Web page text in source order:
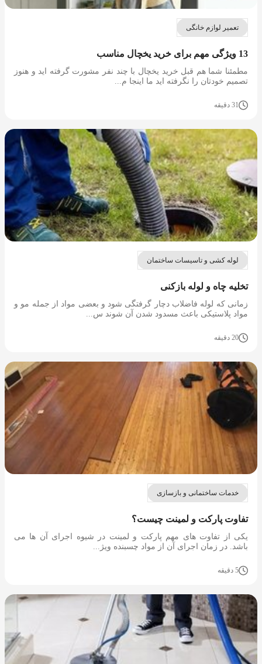
تعمیر لوازم خانگی
13 ویژگی مهم برای خرید یخچال مناسب
مطمئنا شما هم قبل خرید یخچال با چند نفر مشورت گرفته اید و هنوز
تصمیم خودتان را نگرفته اید ما اینجا م...
31 دقیقه
لوله کشی و تاسیسات ساختمان
تخلیه چاه و لوله بازکنی
زمانی که لوله فاضلاب دچار گرفتگی شود و بعضی مواد از جمله مو و
مواد پلاستیکی باعث مسدود شدن آن شوند س...
20 دقیقه
خدمات ساختمانی و بازسازی
تفاوت پارکت و لمینت چیست؟
یکی از تفاوت های مهم پارکت و لمینت در شیوه اجرای آن ها می
باشد. در زمان اجرای آن از مواد چسبنده ویژ...
5 دقیقه